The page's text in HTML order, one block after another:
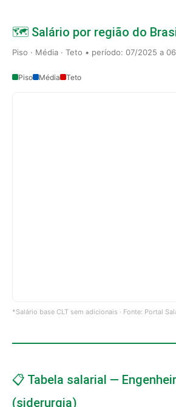
🗺️ Salário por região do
Piso · Média · Teto • período: 07/2025 a
Piso Média Teto
*Salário base CLT sem adicionais · Fonte: Portal
📋 Tabela salarial —
(siderurgia)